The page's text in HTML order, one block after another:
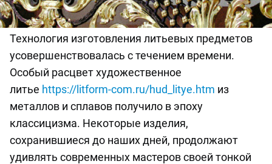
Технология изготовления литьевых предметов
усовершенствовалась с течением времени.
Особый расцвет художественное
литье https://litform-com.ru/hud_litye.htm из
металлов и сплавов получило в эпоху
классицизма. Некоторые изделия,
сохранившиеся до наших дней, продолжают
удивлять современных мастеров своей тонкой